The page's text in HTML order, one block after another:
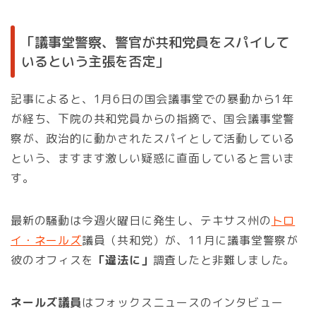
「議事堂警察、警官が共和党員をスパイして
いるという主張を否定」
記事によると、1月6日の国会議事堂での暴動から1年
が経ち、下院の共和党員からの指摘で、国会議事堂警
察が、政治的に動かされたスパイとして活動している
という、ますます激しい疑惑に直面していると言いま
す。
最新の騒動は今週火曜日に発生し、テキサス州の トロ
イ・ネールズ議員（共和党）が、11月に議事堂警察が
彼のオフィスを 「違法に」 調査したと非難しました。
ネールズ議員はフォックスニュースのインタビュー